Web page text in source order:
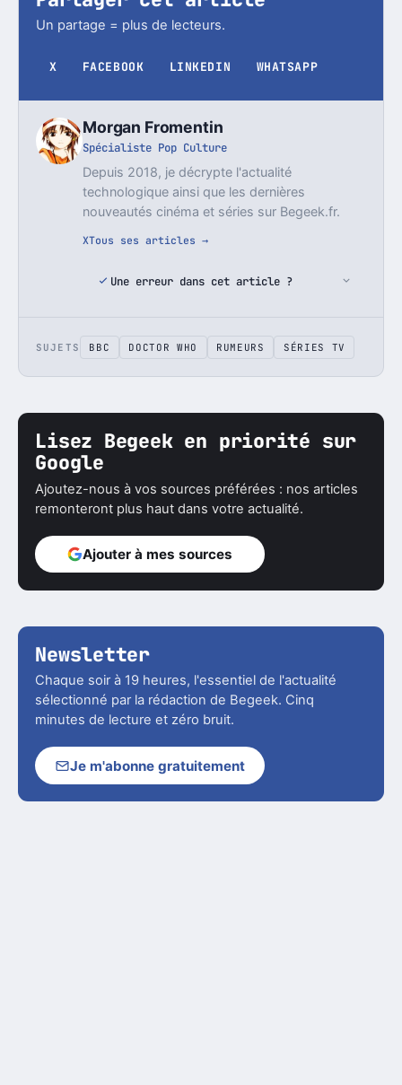
Un partage = plus de lecteurs.
X FACEBOOK LINKEDIN WHATSAPP
Morgan Fromentin
Spécialiste Pop Culture
Depuis 2018, je décrypte l'actualité
technologique ainsi que les dernières
nouveautés cinéma et séries sur Begeek.fr.
XTous ses articles →
Une erreur dans cet article ?
SUJETS BBC DOCTOR WHO RUMEURS SÉRIES TV
Lisez Begeek en priorité sur
Google
Ajoutez-nous à vos sources préférées : nos articles
remonteront plus haut dans votre actualité.
Ajouter à mes sources
Newsletter
Chaque soir à 19 heures, l'essentiel de l'actualité
sélectionné par la rédaction de Begeek. Cinq
minutes de lecture et zéro bruit.
Je m'abonne gratuitement